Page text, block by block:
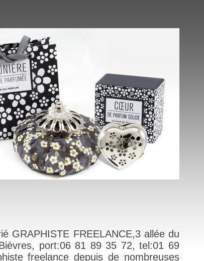
GRAPHISTE FREELANCE,3 allée du
port:06 81 89 35 72, tel:01 69
freelance depuis de nombreuses